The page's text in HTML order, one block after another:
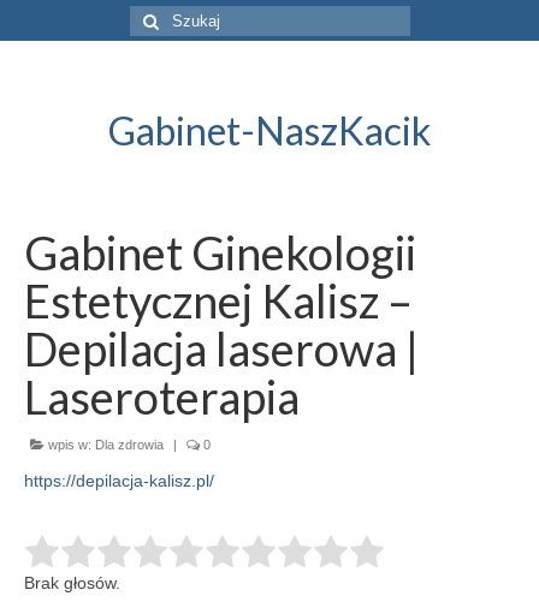
Szuklaj
w:
Gabinet-NaszKacik
Gabinet Ginekologii
Estetycznej Kalisz –
Depilacja laserowa |
Laseroterapia
wpis w: Dla zdrowia | 0
https://depilacja-kalisz.pl/
Brak głosów.